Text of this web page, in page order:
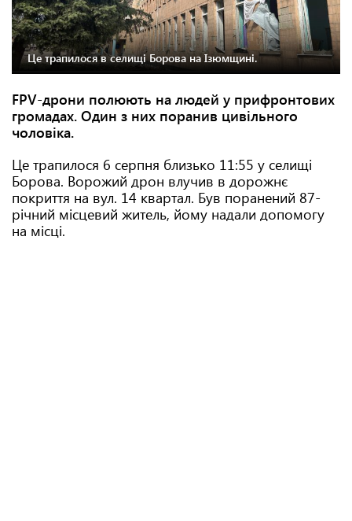
Це трапилося в селищі Борова на Ізюмщині.
FPV-дрони полюють на людей у прифронтових
громадах. Один з них поранив цивільного
чоловіка.
Це трапилося 6 серпня близько 11:55 у селищі
Борова. Ворожий дрон влучив в дорожнє
покриття на вул. 14 квартал. Був поранений 87-
річний місцевий житель, йому надали допомогу
на місці.